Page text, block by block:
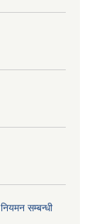
सम्बन्धी